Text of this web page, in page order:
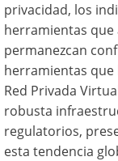
privacidad, los
herramientas que
permanezcan
herramientas que
Red Privada
robusta
regulatorios,
esta tendencia